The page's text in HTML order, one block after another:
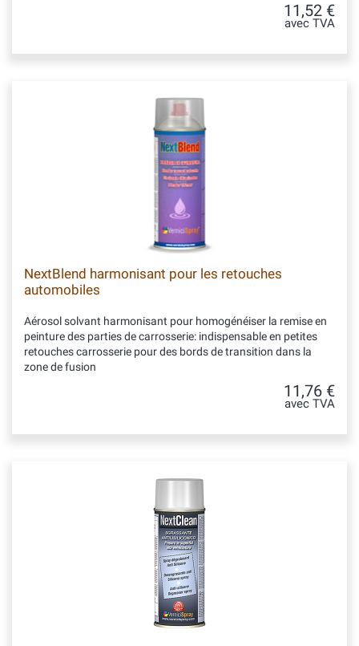
11,52 €
avec TVA
NextBlend harmonisant pour les retouches
automobiles
Aérosol solvant harmonisant pour homogénéiser la remise en
peinture des parties de carrosserie: indispensable en petites
retouches carrosserie pour des bords de transition dans la
zone de fusion
11,76 €
avec TVA